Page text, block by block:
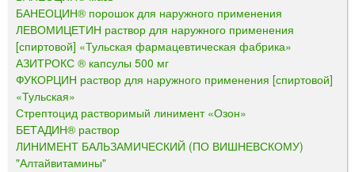
БАНЕОЦИН® порошок для наружного применения
ЛЕВОМИЦЕТИН раствор для наружного применения
[спиртовой] «Тульская фармацевтическая фабрика»
АЗИТРОКС ® капсулы 500 мг
ФУКОРЦИН раствор для наружного применения [спиртовой]
«Тульская»
Стрептоцид растворимый линимент «Озон»
БЕТАДИН® раствор
ЛИНИМЕНТ БАЛЬЗАМИЧЕСКИЙ (ПО ВИШНЕВСКОМУ)
"Алтайвитамины"